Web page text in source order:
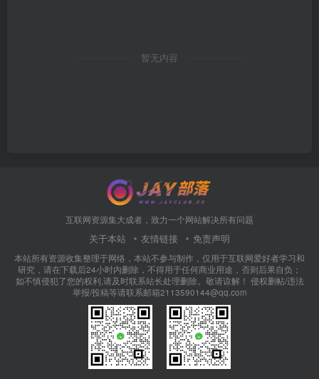
暂无内容
互联网资源集大成者，致力一个网站解决所有问题
关于本站 友情链接 免责声明
本站所有资源收集整理于网络，本站不参与制作，仅用于互联网爱好者学习和
研究，请在下载后24小时内删除，不得用于任何商业用途，否则后果自负；
如不慎侵犯了您的权利,请及时联系站长处理删除。敬请谅解！ 侵权删帖/违法
举报/投稿等请联系邮箱2113590144@qq.com